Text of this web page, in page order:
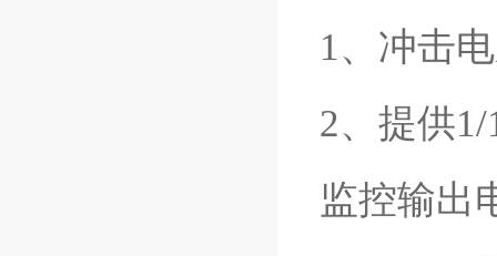
1、冲击
2、提供
监控输出